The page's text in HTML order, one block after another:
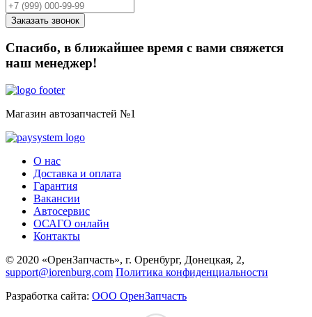
Спасибо, в ближайшее время с вами свяжется
наш менеджер!
Магазин автозапчастей №1
О нас
Доставка и оплата
Гарантия
Вакансии
Автосервис
ОСАГО онлайн
Контакты
© 2020 «ОренЗапчасть», г. Оренбург, Донецкая, 2,
support@iorenburg.com Политика конфиденциальности
Разработка сайта: ООО ОренЗапчасть